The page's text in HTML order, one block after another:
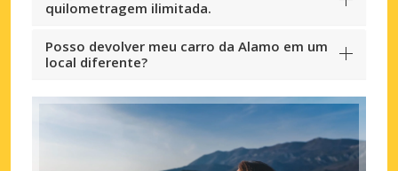
quilometragem ilimitada.
Posso devolver meu carro da Alamo em um
local diferente?